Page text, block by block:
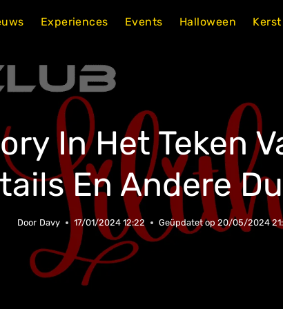
Experiences Events Halloween Kerst
In Het Teken
En Andere
Door Davy 17/01/2024 12:22 Geüpdatet op 20/05/2024